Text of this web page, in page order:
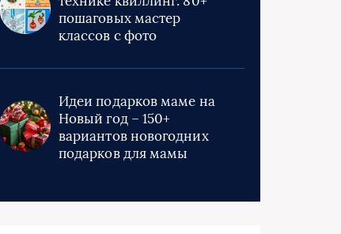
пошаговых мастер
классов с фото
Идеи подарков маме на
Новый год – 150+
вариантов новогодних
подарков для мамы